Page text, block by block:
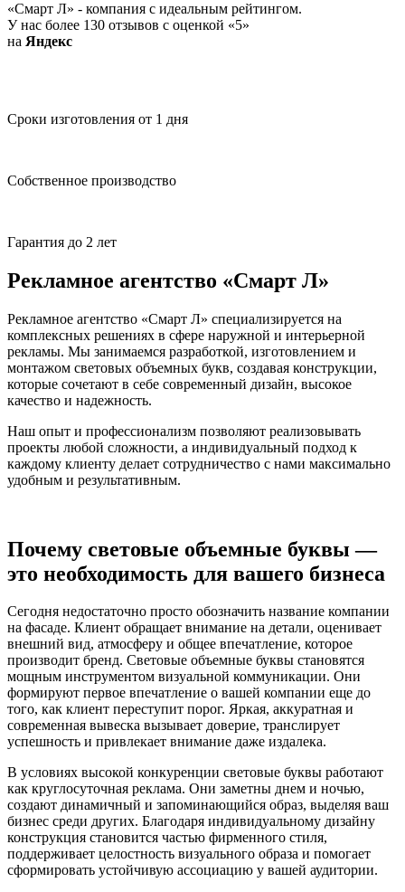
«Смарт Л» - компания с идеальным рейтингом.
У нас более 130 отзывов с оценкой «5»
на Яндекс
Сроки изготовления от 1 дня
Собственное производство
Гарантия до 2 лет
Рекламное агентство «Смарт Л»
Рекламное агентство «Смарт Л» специализируется на
комплексных решениях в сфере наружной и интерьерной
рекламы. Мы занимаемся разработкой, изготовлением и
монтажом световых объемных букв, создавая конструкции,
которые сочетают в себе современный дизайн, высокое
качество и надежность.
Наш опыт и профессионализм позволяют реализовывать
проекты любой сложности, а индивидуальный подход к
каждому клиенту делает сотрудничество с нами максимально
удобным и результативным.
Почему световые объемные буквы —
это необходимость для вашего бизнеса
Сегодня недостаточно просто обозначить название компании
на фасаде. Клиент обращает внимание на детали, оценивает
внешний вид, атмосферу и общее впечатление, которое
производит бренд. Световые объемные буквы становятся
мощным инструментом визуальной коммуникации. Они
формируют первое впечатление о вашей компании еще до
того, как клиент переступит порог. Яркая, аккуратная и
современная вывеска вызывает доверие, транслирует
успешность и привлекает внимание даже издалека.
В условиях высокой конкуренции световые буквы работают
как круглосуточная реклама. Они заметны днем и ночью,
создают динамичный и запоминающийся образ, выделяя ваш
бизнес среди других. Благодаря индивидуальному дизайну
конструкция становится частью фирменного стиля,
поддерживает целостность визуального образа и помогает
сформировать устойчивую ассоциацию у вашей аудитории.